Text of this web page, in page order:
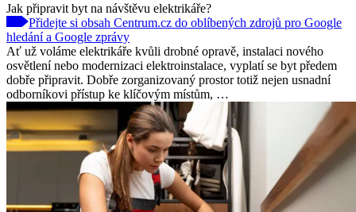
Jak připravit byt na návštěvu elektrikáře?
Přidejte si obsah Centrum.cz do oblíbených zdrojů pro Google
hledání a Google zprávy
Ať už voláme elektrikáře kvůli drobné opravě, instalaci nového
osvětlení nebo modernizaci elektroinstalace, vyplatí se byt předem
dobře připravit. Dobře zorganizovaný prostor totiž nejen usnadní
odborníkovi přístup ke klíčovým místům, …